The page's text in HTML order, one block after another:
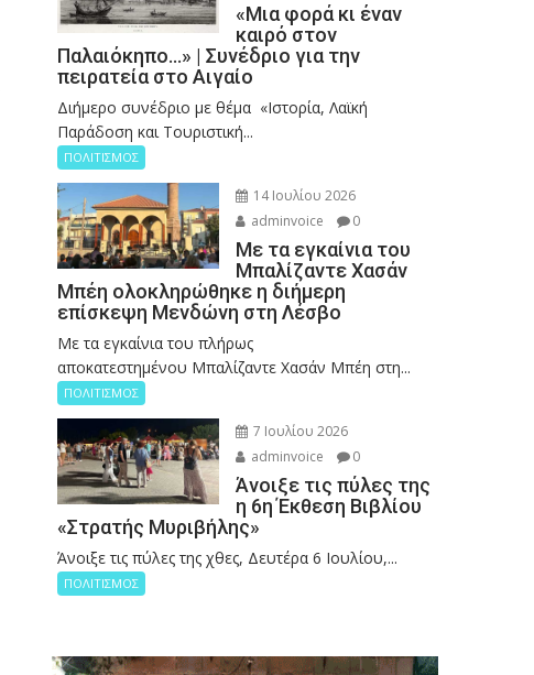
«Μια φορά κι έναν
καιρό στον
Παλαιόκηπο…» | Συνέδριο για την
πειρατεία στο Αιγαίο
Διήμερο συνέδριο με θέμα «Ιστορία, Λαϊκή
Παράδοση και Τουριστική...
ΠΟΛΙΤΙΣΜΟΣ
14 Ιουλίου 2026
adminvoice
0
Με τα εγκαίνια του
Μπαλίζαντε Χασάν
Μπέη ολοκληρώθηκε η διήμερη
επίσκεψη Μενδώνη στη Λέσβο
Με τα εγκαίνια του πλήρως
αποκατεστημένου Μπαλίζαντε Χασάν Μπέη στη...
ΠΟΛΙΤΙΣΜΟΣ
7 Ιουλίου 2026
adminvoice
0
Άνοιξε τις πύλες της
η 6η Έκθεση Βιβλίου
«Στρατής Μυριβήλης»
Άνοιξε τις πύλες της χθες, Δευτέρα 6 Ιουλίου,...
ΠΟΛΙΤΙΣΜΟΣ